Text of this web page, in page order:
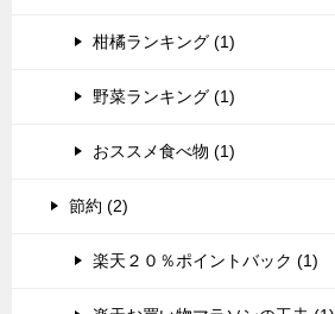
柑橘ランキング (1)
野菜ランキング (1)
おススメ食べ物 (1)
節約 (2)
楽天２０％ポイントバック (1)